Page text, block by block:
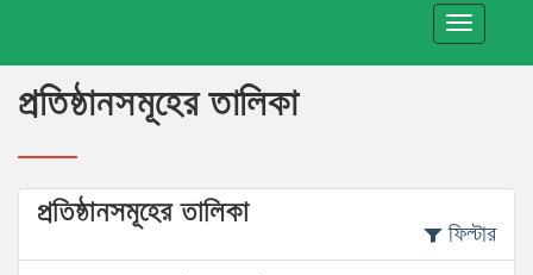
Toggle
প্রতিষ্ঠানসমূহের তালিকা
প্রতিষ্ঠানসমূহের তালিকা
ফিল্টার